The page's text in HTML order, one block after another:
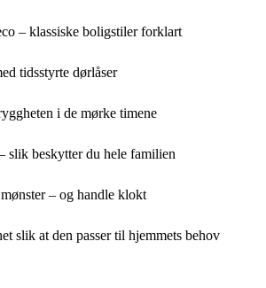
– klassiske boligstiler forklart
tidsstyrte dørlåser
i de mørke timene
slik beskytter du hele familien
– og handle klokt
slik at den passer til hjemmets behov